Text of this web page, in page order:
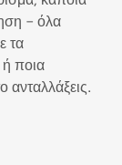
- όλα
τα
ποια
ανταλλάξεις.